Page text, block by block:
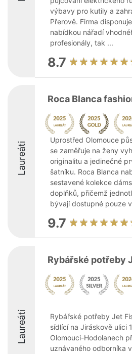
výbavy pro kutily a
Přerově. Firma
nabídkou nářadí
profesionály, tak ...
8.7
Laureáti
Roca Blanca
Uprostřed Olomouce
se zaměřuje na ženy
originalitu a jedinečné
šatníku. Roca Blanca
sestavené kolekce
doplňků, přičemž
bývají dostupné pouze
9.7
Laureáti
Rybářské potřeby
Rybářské potřeby Jet
sídlící na Jiráskově ulici
Olomouci-Hodolanech
uznávaného odborníka